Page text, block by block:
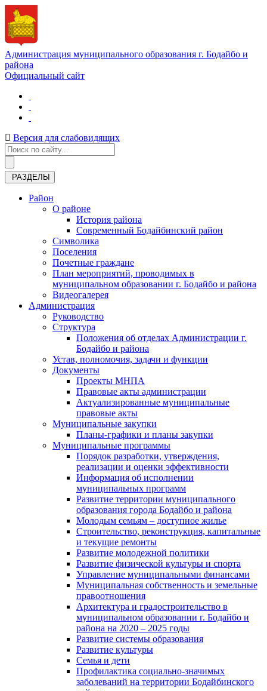
Администрация муниципального образования г. Бодайбо и
района
Официальный сайт
Версия для слабовидящих
РАЗДЕЛЫ
Район
О районе
История района
Современный Бодайбинский район
Символика
Поселения
Почетные граждане
План мероприятий, проводимых в
муниципальном образовании г. Бодайбо и района
Видеогалерея
Администрация
Руководство
Структура
Положения об отделах Администрации г.
Бодайбо и района
Устав, полномочия, задачи и функции
Документы
Проекты МНПА
Правовые акты администрации
Актуализированные муниципальные
правовые акты
Муниципальные закупки
Планы-графики и планы закупки
Муниципальные программы
Порядок разработки, утверждения,
реализации и оценки эффективности
Информация об исполнении
муниципальных программ
Развитие территории муниципального
образования города Бодайбо и района
Молодым семьям – доступное жилье
Строительство, реконструкция, капитальные
и текущие ремонты
Развитие молодежной политики
Развитие физической культуры и спорта
Управление муниципальными финансами
Муниципальная собственность и земельные
правоотношения
Архитектура и градостроительство в
муниципальном образовании г. Бодайбо и
района на 2020 – 2025 годы
Развитие системы образования
Развитие культуры
Семья и дети
Профилактика социально-значимых
заболеваний на территории Бодайбинского